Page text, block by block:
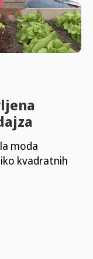
moda
kvadratnih